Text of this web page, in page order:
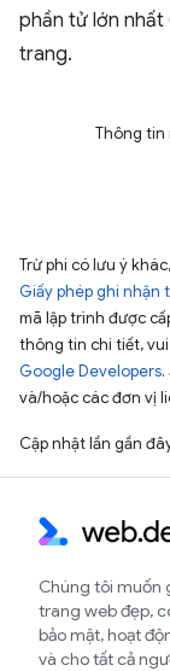
phần tử lớn nhất
trang.
Thông tin
Trừ phi có lưu ý
Giấy phép ghi nhận
mã lập trình được
thông tin chi tiết,
Google Developers
và/hoặc các đơn vị
Cập nhật lần gần
Chúng tôi muốn
trang web đẹp,
bảo mật, hoạt
và cho tất cả